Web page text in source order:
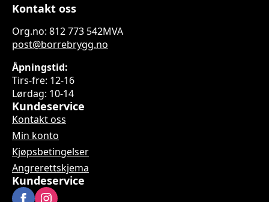
Kontakt oss
Org.no: 812 773 542MVA
post@borrebrygg.no
Åpningstid:
Tirs-fre: 12-16
Lørdag: 10-14
Kundeservice
Kontakt oss
Min konto
Kjøpsbetingelser
Angrerettskjema
Kundeservice